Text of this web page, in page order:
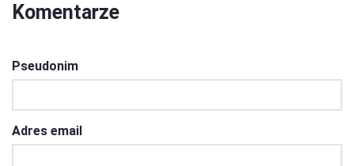
Komentarze
Pseudonim
Adres email